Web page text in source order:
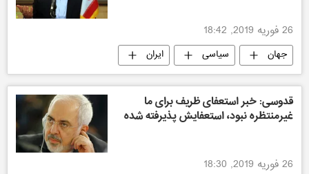
26 فوریه 2019, 18:42
جهان سیاسی ایران
قدوسی: خبر استعفای ظریف برای ما
غیرمنتظره نبود، استعفایش پذیرفته شده
26 فوریه 2019, 18:30